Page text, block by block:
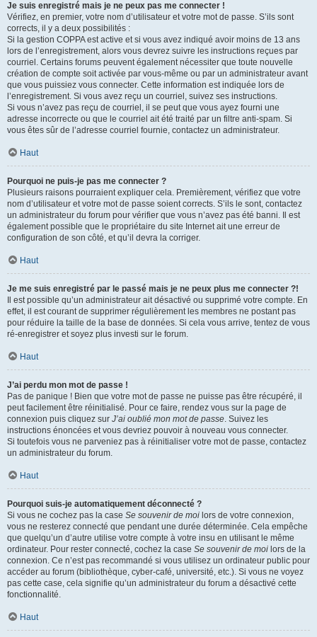
Je suis enregistré mais je ne peux pas me connecter !
Vérifiez, en premier, votre nom d’utilisateur et votre mot de passe. S’ils sont
corrects, il y a deux possibilités :
Si la gestion COPPA est active et si vous avez indiqué avoir moins de 13 ans
lors de l’enregistrement, alors vous devrez suivre les instructions reçues par
courriel. Certains forums peuvent également nécessiter que toute nouvelle
création de compte soit activée par vous-même ou par un administrateur avant
que vous puissiez vous connecter. Cette information est indiquée lors de
l’enregistrement. Si vous avez reçu un courriel, suivez ses instructions.
Si vous n’avez pas reçu de courriel, il se peut que vous ayez fourni une
adresse incorrecte ou que le courriel ait été traité par un filtre anti-spam. Si
vous êtes sûr de l’adresse courriel fournie, contactez un administrateur.
Haut
Pourquoi ne puis-je pas me connecter ?
Plusieurs raisons pourraient expliquer cela. Premièrement, vérifiez que votre
nom d’utilisateur et votre mot de passe soient corrects. S’ils le sont, contactez
un administrateur du forum pour vérifier que vous n’avez pas été banni. Il est
également possible que le propriétaire du site Internet ait une erreur de
configuration de son côté, et qu’il devra la corriger.
Haut
Je me suis enregistré par le passé mais je ne peux plus me connecter ?!
Il est possible qu’un administrateur ait désactivé ou supprimé votre compte. En
effet, il est courant de supprimer régulièrement les membres ne postant pas
pour réduire la taille de la base de données. Si cela vous arrive, tentez de vous
ré-enregistrer et soyez plus investi sur le forum.
Haut
J’ai perdu mon mot de passe !
Pas de panique ! Bien que votre mot de passe ne puisse pas être récupéré, il
peut facilement être réinitialisé. Pour ce faire, rendez vous sur la page de
connexion puis cliquez sur J’ai oublié mon mot de passe. Suivez les
instructions énoncées et vous devriez pouvoir à nouveau vous connecter.
Si toutefois vous ne parveniez pas à réinitialiser votre mot de passe, contactez
un administrateur du forum.
Haut
Pourquoi suis-je automatiquement déconnecté ?
Si vous ne cochez pas la case Se souvenir de moi lors de votre connexion,
vous ne resterez connecté que pendant une durée déterminée. Cela empêche
que quelqu’un d’autre utilise votre compte à votre insu en utilisant le même
ordinateur. Pour rester connecté, cochez la case Se souvenir de moi lors de la
connexion. Ce n’est pas recommandé si vous utilisez un ordinateur public pour
accéder au forum (bibliothèque, cyber-café, université, etc.). Si vous ne voyez
pas cette case, cela signifie qu’un administrateur du forum a désactivé cette
fonctionnalité.
Haut